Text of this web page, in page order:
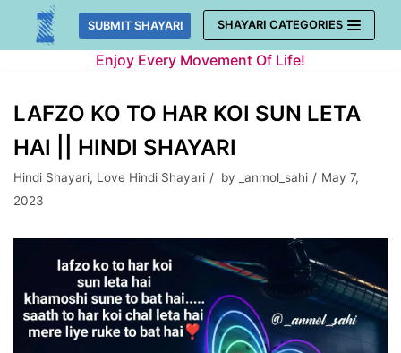
Skip
SUBMIT SHAYARI SHAYARI CATEGORIES
Enjoy Every Movement Of Life!
LAFZO KO TO HAR KOI SUN LETA
HAI || HINDI SHAYARI
Hindi Shayari, Love Hindi Shayari by _anmol_sahi
May 7,
2023